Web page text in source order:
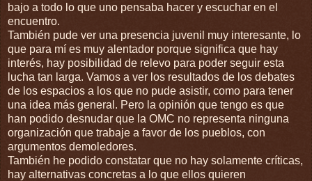
bajo a todo lo que uno pensaba hacer y escuchar en el
encuentro.
También pude ver una presencia juvenil muy interesante, lo
que para mí es muy alentador porque significa que hay
interés, hay posibilidad de relevo para poder seguir esta
lucha tan larga. Vamos a ver los resultados de los debates
de los espacios a los que no pude asistir, como para tener
una idea más general. Pero la opinión que tengo es que
han podido desnudar que la OMC no representa ninguna
organización que trabaje a favor de los pueblos, con
argumentos demoledores.
También he podido constatar que no hay solamente críticas,
hay alternativas concretas a lo que ellos quieren